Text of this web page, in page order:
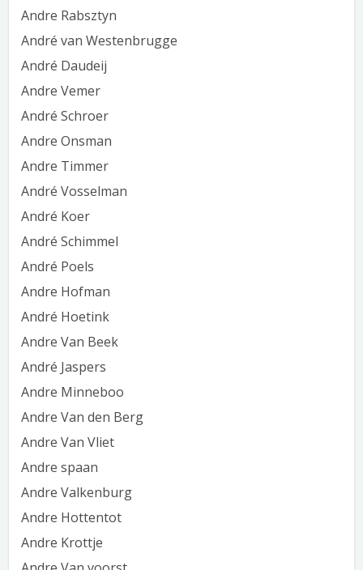
Andre Rabsztyn
André van Westenbrugge
André Daudeij
Andre Vemer
André Schroer
Andre Onsman
Andre Timmer
André Vosselman
André Koer
André Schimmel
André Poels
Andre Hofman
André Hoetink
Andre Van Beek
André Jaspers
Andre Minneboo
Andre Van den Berg
Andre Van Vliet
Andre spaan
Andre Valkenburg
Andre Hottentot
Andre Krottje